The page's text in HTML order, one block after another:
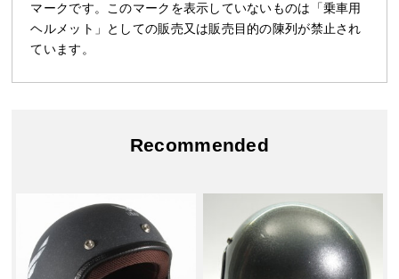
マークです。このマークを表示していないものは「乗車用
ヘルメット」としての販売又は販売目的の陳列が禁止され
ています。
Recommended